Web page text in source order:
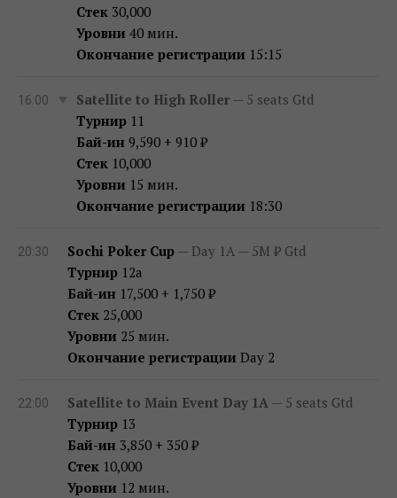
Стек 30,000
Уровни 40 мин.
Окончание регистрации 15:15
16:00 Satellite to High Roller — 5 seats Gtd
Турнир 11
Бай-ин 9,590 + 910 ₽
Стек 10,000
Уровни 15 мин.
Окончание регистрации 18:30
20:30 Sochi Poker Cup — Day 1A — 5M ₽ Gtd
Турнир 12a
Бай-ин 17,500 + 1,750 ₽
Стек 25,000
Уровни 25 мин.
Окончание регистрации Day 2
22:00 Satellite to Main Event Day 1A — 5 seats Gtd
Турнир 13
Бай-ин 3,850 + 350 ₽
Стек 10,000
Уровни 12 мин.